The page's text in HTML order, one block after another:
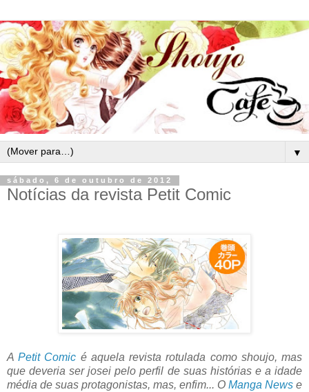
▼
sábado, 6 de outubro de 2012
Notícias da revista Petit Comic
APetit Comic é aquela revista rotulada como shoujo, mas
que deveria ser josei pelo perfil de suas histórias e a idade
média de suas protagonistas, mas, enfim... O Manga News e